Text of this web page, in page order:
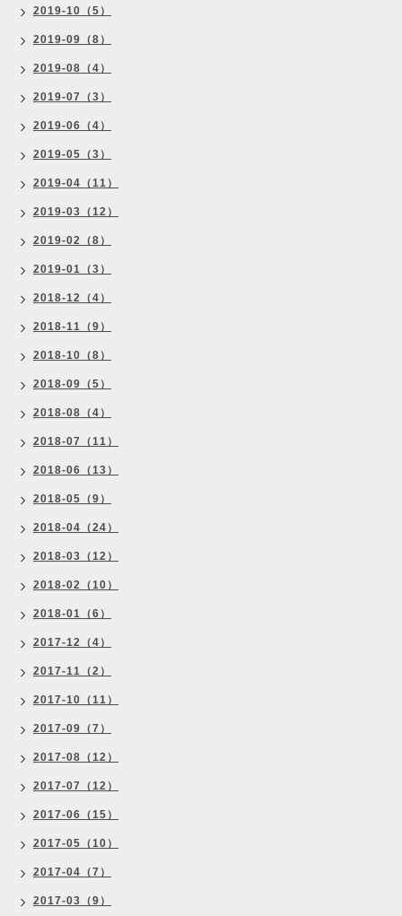
2019-10（5）
2019-09（8）
2019-08（4）
2019-07（3）
2019-06（4）
2019-05（3）
2019-04（11）
2019-03（12）
2019-02（8）
2019-01（3）
2018-12（4）
2018-11（9）
2018-10（8）
2018-09（5）
2018-08（4）
2018-07（11）
2018-06（13）
2018-05（9）
2018-04（24）
2018-03（12）
2018-02（10）
2018-01（6）
2017-12（4）
2017-11（2）
2017-10（11）
2017-09（7）
2017-08（12）
2017-07（12）
2017-06（15）
2017-05（10）
2017-04（7）
2017-03（9）